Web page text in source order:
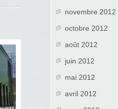
novembre 2012
octobre 2012
août 2012
juin 2012
mai 2012
avril 2012